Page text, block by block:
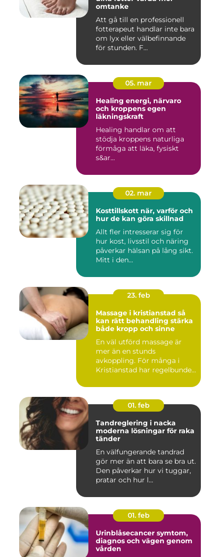
omtanke
Att gå till en professionell
fotterapeut handlar inte bara
om lyx eller välbefinnande
för stunden. F...
05. mar
Healing energi, närvaro
och kroppens egen
läkningskraft
Healing handlar om att
stödja kroppens naturliga
förmåga att läka, fysiskt
s&ar...
02. mar
Kosttillskott när, varför och
hur de kan göra skillnad
Allt fler intresserar sig för
hur kost, livsstil och näring
påverkar hälsan på lång sikt.
Mitt i den...
23. feb
Massage i kristianstad så
kan rätt behandling stärka
både kropp och sinne
En väl utförd massage är
mer än en stunds
avkoppling. För många i
Kristianstad har regelbunden
01. feb
Tandreglering i nacka
moderna lösningar för raka
tänder
En välfungerande tandrad
gör mer än att bara se bra ut.
Den påverkar hur vi tuggar,
pratar och hur l...
01. feb
Urinblåsecancer symtom,
diagnos och vägen genom
vården